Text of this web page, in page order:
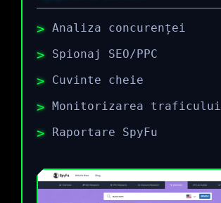
Analiza concurenței
Spionaj SEO/PPC
Cuvinte cheie
Monitorizarea traficului
Raportare SpyFu